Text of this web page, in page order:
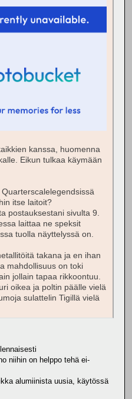
kanssa, huomenna
Eikun tulkaa käymään
itse laitoit?
postauksestani sivulta 9.
laittaa ne speksit
tuolla näyttelyssä on.
takana ja en ihan
mahdollisuus on toki
jollain tapaa rikkoontuu.
oikea ja poltin päälle vielä
sulattelin Tigillä vielä
niihin on helppo tehä ei-
alumiinista uusia, käytössä